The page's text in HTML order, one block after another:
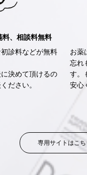
料、相談料無料
診料などが無料
決めて頂けるの
ださい。
お薬
忘れ
す。
安心
専用サイトはこち